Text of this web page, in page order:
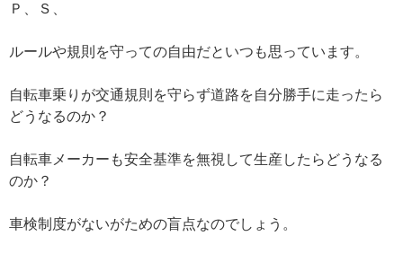
Ｐ、Ｓ、
ルールや規則を守っての自由だといつも思っています。
自転車乗りが交通規則を守らず道路を自分勝手に走ったら
どうなるのか？
自転車メーカーも安全基準を無視して生産したらどうなる
のか？
車検制度がないがための盲点なのでしょう。